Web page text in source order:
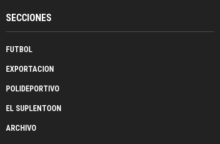
SECCIONES
FUTBOL
EXPORTACION
POLIDEPORTIVO
EL SUPLENTOON
ARCHIVO